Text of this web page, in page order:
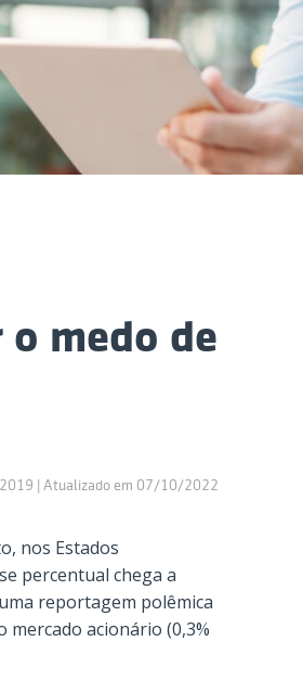
medo de
| Atualizado em 07/10/2022
nos Estados
percentual chega a
reportagem polêmica
mercado acionário (0,3%